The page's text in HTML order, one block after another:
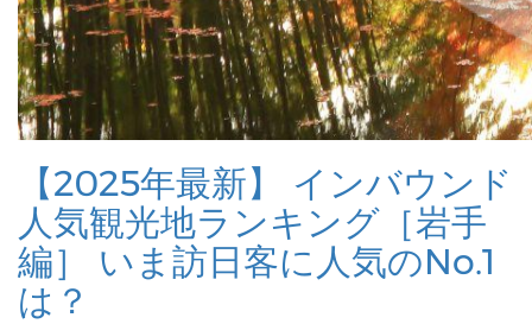
【2025年最新】 インバウンド
人気観光地ランキング［岩手
編］ いま訪日客に人気のNo.1
は？